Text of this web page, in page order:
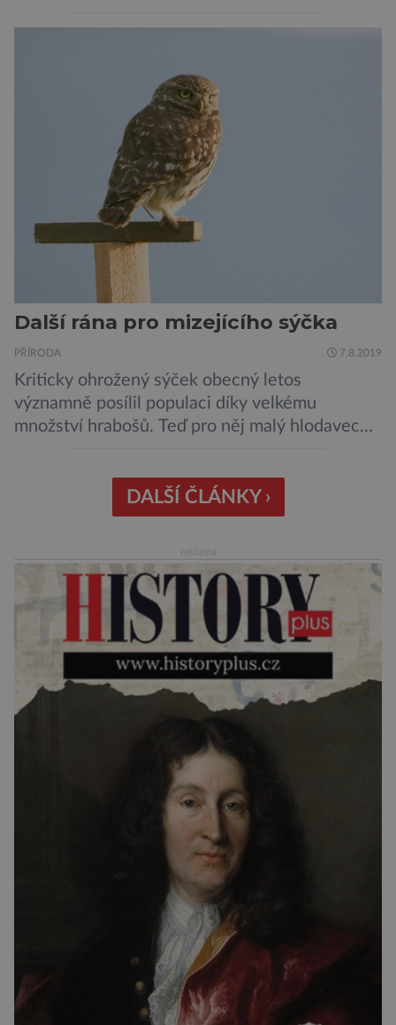
Skutečně nepřehání? Pokud se podrobněji
podíváme na ochranu jejich elektrokol
Electrified S2 a X2, pak je […]
Další rána pro mizejícího sýčka
PŘÍRODA 7.8.2019
Kriticky ohrožený sýček obecný letos
významně posílil populaci díky velkému
množství hrabošů. Teď pro něj malý hlodavec
srpna jim to umožňuje rozhodnutí Ústředního
kontrolního a zkušebního ústavu zemědělského
zemědělství. Ornitologové varují, že v ohrožení
je mnoho živočichů a především […]
DALŠÍ ČLÁNKY ›